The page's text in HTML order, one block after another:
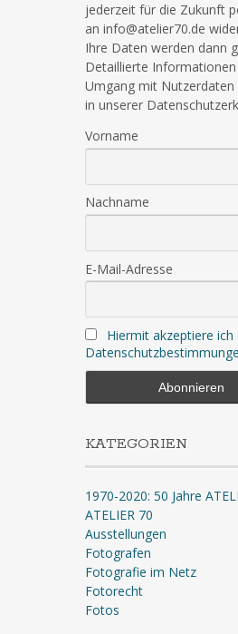
jederzeit für die Zukunft
an info@atelier70.de
Ihre Daten werden dann
Detaillierte
Umgang mit Nutzerdaten
in unserer
Vorname
Nachname
E-Mail-Adresse
Hiermit akzeptiere ich
KATEGORIEN
1970-2020: 50 Jahre
ATELIER 70
Ausstellungen
Fotografen
Fotografie im Netz
Fotorecht
Fotos